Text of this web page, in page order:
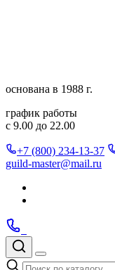
основана в 1988 г.
график работы
с 9.00 до 22.00
+7 (800) 234-13-37
guild-master@mail.ru
Позвонить
Поиск
по
каталогу
Меню